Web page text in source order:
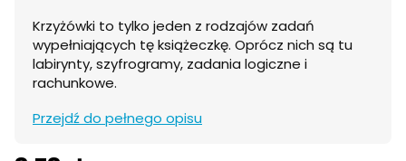
Krzyżówki to tylko jeden z rodzajów zadań
wypełniających tę książeczkę. Oprócz nich są tu
labirynty, szyfrogramy, zadania logiczne i
rachunkowe.
Przejdź do pełnego opisu